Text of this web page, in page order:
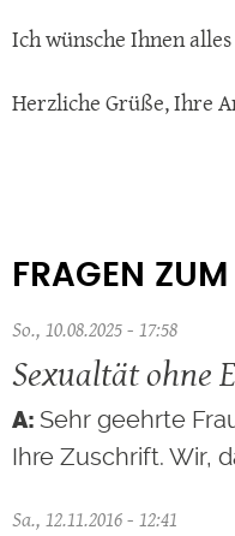
Ich wünsche Ihnen
Herzliche Grüße, Ihre
FRAGEN
So., 10.08.2025 - 17:58
Sexualtät ohne
Sehr geehrte
Ihre Zuschrift. Wir,
Sa., 12.11.2016 - 12:41